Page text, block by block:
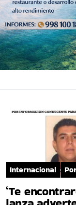
Internacional
‘Te